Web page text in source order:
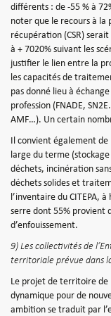
différents : de -55 % à
noter que le recours à la
récupération (CSR)
à + 7020% suivant les
justifier le lien entre la
les capacités de
pas donné lieu à
profession (FNADE,
AMF…). Un certain
Il convient également de
large du terme
déchets, incinération
déchets solides et
l’inventaire du CITEPA,
serre dont 55% provient
d’enfouissement.
9) Les collectivités de
territoriale prévue dans
Le projet de territoire de
dynamique pour de
ambition se traduit par